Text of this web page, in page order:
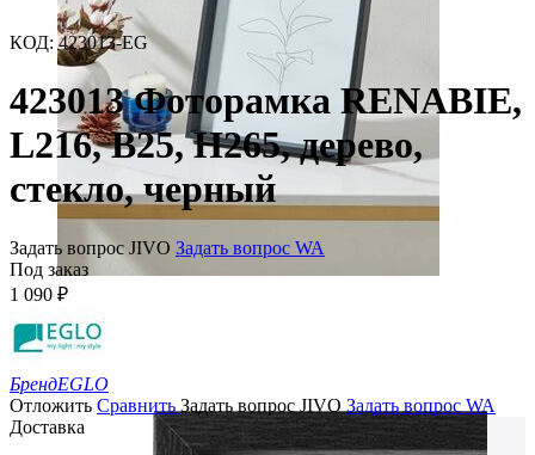
КОД: 423013-EG
423013 Фоторамка RENABIE,
L216, B25, H265, дерево,
стекло, черный
Задать вопрос JIVO Задать вопрос WA
Под заказ
1 090 ₽
БрендEGLO
Отложить Сравнить Задать вопрос JIVO Задать вопрос WA
Доставка